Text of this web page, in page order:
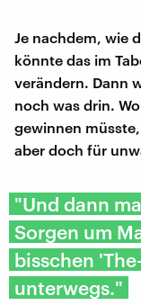
Je nachdem, wie
könnte das im
verändern. Dann
noch was drin.
gewinnen
aber doch für
"Und dann
Sorgen um
bisschen
unterwegs."